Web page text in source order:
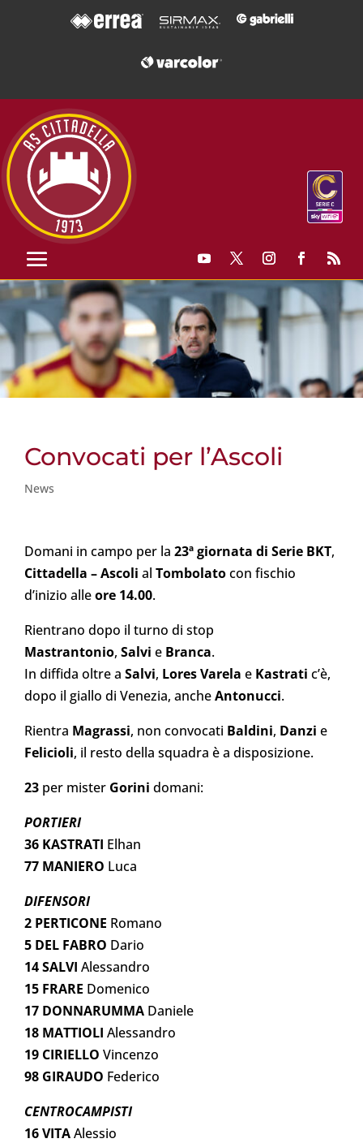
Convocati per l’Ascoli
News
Domani in campo per la 23ª giornata di Serie BKT,
Cittadella – Ascoli al Tombolatocon fischio
d’inizio alleore 14.00.
Rientrano dopo il turno di stop
Mastrantonio, Salvi e Branca.
In diffida oltre a Salvi, Lores Varela e Kastrati c’è,
dopo il giallo di Venezia, ancheAntonucci.
Rientra Magrassi, non convocati Baldini, Danzi e
Felicioli, il resto della squadra è a disposizione.
23 per mister Gorini domani:
PORTIERI
36 KASTRATI Elhan
77 MANIERO Luca
DIFENSORI
2 PERTICONE Romano
5 DEL FABRO Dario
14 SALVI Alessandro
15 FRARE Domenico
17 DONNARUMMA Daniele
18 MATTIOLI Alessandro
19 CIRIELLO Vincenzo
98 GIRAUDO Federico
CENTROCAMPISTI
16 VITAAlessio